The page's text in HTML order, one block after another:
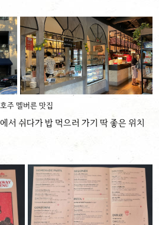
호주 멜버른 맛집
서 쉬다가 밥 먹으러 가기 딱 좋은 위치